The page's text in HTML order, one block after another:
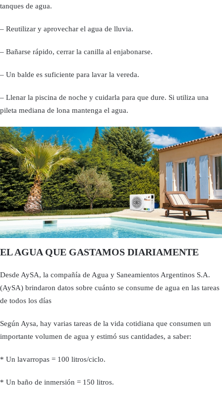
tanques de agua.
– Reutilizar y aprovechar el agua de lluvia.
– Bañarse rápido, cerrar la canilla al enjabonarse.
– Un balde es suficiente para lavar la vereda.
– Llenar la piscina de noche y cuidarla para que dure. Si utiliza una
pileta mediana de lona mantenga el agua.
EL AGUA QUE GASTAMOS DIARIAMENTE
Desde AySA, la compañía de Agua y Saneamientos Argentinos S.A.
(AySA) brindaron datos sobre cuánto se consume de agua en las tareas
de todos los días
Según Aysa, hay varias tareas de la vida cotidiana que consumen un
importante volumen de agua y estimó sus cantidades, a saber:
* Un lavarropas = 100 litros/ciclo.
* Un baño de inmersión = 150 litros.